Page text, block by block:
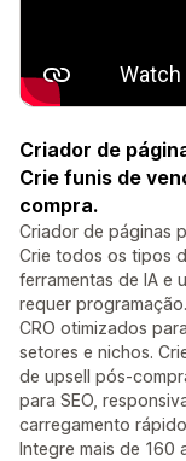
Criador de
Crie funis de
compra.
Criador de páginas
Crie todos os tipos
ferramentas de IA e
requer
CRO otimizados
setores e nichos.
de upsell pós-
para SEO,
carregamento
Integre mais de